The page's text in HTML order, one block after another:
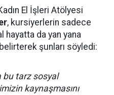
El İşleri Atölyesi
, kursiyerlerin sadece
hayatta da yan yana
şunları söyledi:
bu tarz sosyal
kaynaşmasını